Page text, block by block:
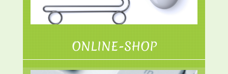
ONLINE-SHOP